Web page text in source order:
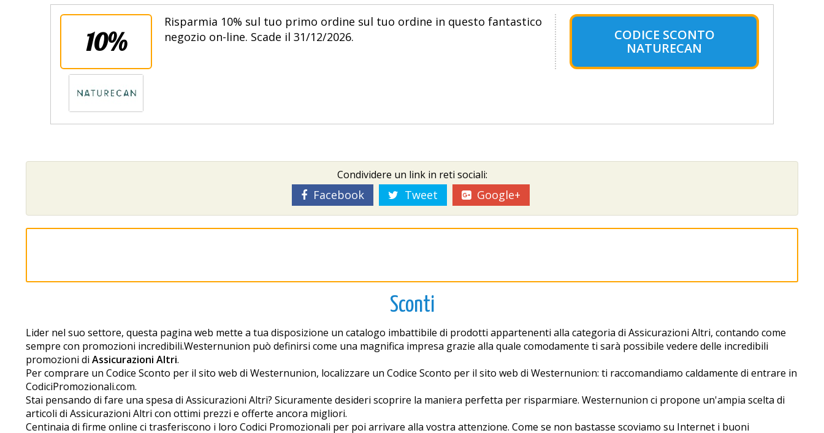
10%
Risparmia 10% sul tuo primo ordine sul tuo ordine in questo fantastico
negozio on-line. Scade il 31/12/2026.
CODICE SCONTO
NATURECAN
Condividere un link in reti sociali:
Facebook Tweet Google+
Sconti
Lider nel suo settore, questa pagina web mette a tua disposizione un catalogo imbattibile di prodotti appartenenti alla categoria di Assicurazioni Altri, contando come
sempre con promozioni incredibili.Westernunion può definirsi come una magnifica impresa grazie alla quale comodamente ti sarà possibile vedere delle incredibili
promozioni di Assicurazioni Altri.
Per comprare un Codice Sconto per il sito web di Westernunion, localizzare un Codice Sconto per il sito web di Westernunion: ti raccomandiamo caldamente di entrare in
CodiciPromozionali.com.
Stai pensando di fare una spesa di Assicurazioni Altri? Sicuramente desideri scoprire la maniera perfetta per risparmiare. Westernunion ci propone un'ampia scelta di
articoli di Assicurazioni Altri con ottimi prezzi e offerte ancora migliori.
Centinaia di firme online ci trasferiscono i loro Codici Promozionali per poi arrivare alla vostra attenzione. Come se non bastasse scoviamo su Internet i buoni